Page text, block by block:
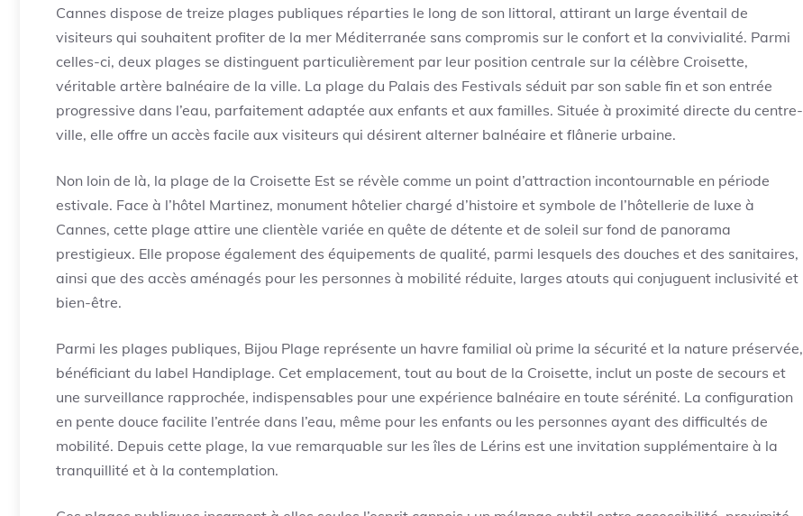
Cannes dispose de treize plages publiques réparties le long de son littoral, attirant un large éventail de
visiteurs qui souhaitent profiter de la mer Méditerranée sans compromis sur le confort et la convivialité. Parmi
celles-ci, deux plages se distinguent particulièrement par leur position centrale sur la célèbre Croisette,
véritable artère balnéaire de la ville. La plage du Palais des Festivals séduit par son sable fin et son entrée
progressive dans l’eau, parfaitement adaptée aux enfants et aux familles. Située à proximité directe du centre-
ville, elle offre un accès facile aux visiteurs qui désirent alterner balnéaire et flânerie urbaine.
Non loin de là, la plage de la Croisette Est se révèle comme un point d’attraction incontournable en période
estivale. Face à l’hôtel Martinez, monument hôtelier chargé d’histoire et symbole de l’hôtellerie de luxe à
Cannes, cette plage attire une clientèle variée en quête de détente et de soleil sur fond de panorama
prestigieux. Elle propose également des équipements de qualité, parmi lesquels des douches et des sanitaires,
ainsi que des accès aménagés pour les personnes à mobilité réduite, larges atouts qui conjuguent inclusivité et
bien-être.
Parmi les plages publiques, Bijou Plage représente un havre familial où prime la sécurité et la nature préservée,
bénéficiant du label Handiplage. Cet emplacement, tout au bout de la Croisette, inclut un poste de secours et
une surveillance rapprochée, indispensables pour une expérience balnéaire en toute sérénité. La configuration
en pente douce facilite l’entrée dans l’eau, même pour les enfants ou les personnes ayant des difficultés de
mobilité. Depuis cette plage, la vue remarquable sur les îles de Lérins est une invitation supplémentaire à la
tranquillité et à la contemplation.